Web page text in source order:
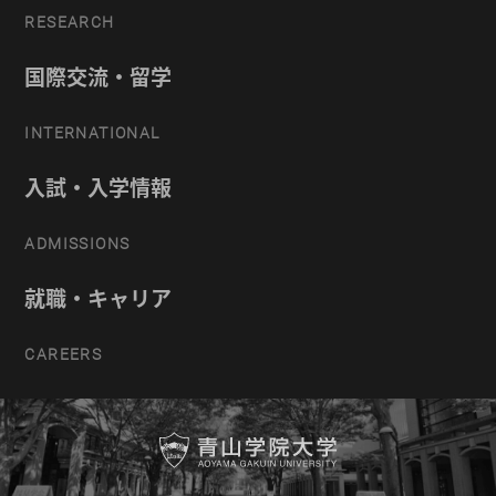
RESEARCH
国際交流・留学
INTERNATIONAL
入試・入学情報
ADMISSIONS
就職・キャリア
CAREERS